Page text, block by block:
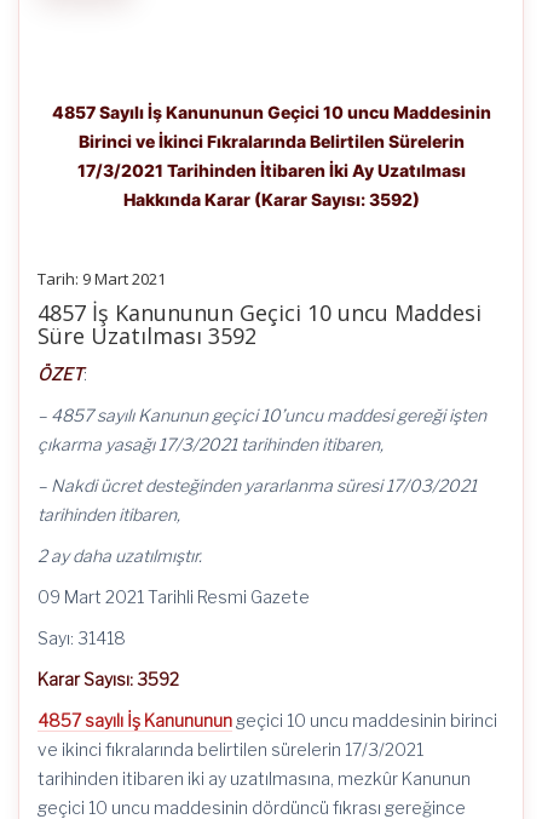
4857 Sayılı İş Kanununun Geçici 10 uncu Maddesinin
Birinci ve İkinci Fıkralarında Belirtilen Sürelerin
17/3/2021 Tarihinden İtibaren İki Ay Uzatılması
Hakkında Karar (Karar Sayısı: 3592)
Tarih: 9 Mart 2021
4857 İş Kanununun Geçici 10 uncu Maddesi
Süre Uzatılması 3592
ÖZET:
– 4857 sayılı Kanunun geçici 10’uncu maddesi gereği işten
çıkarma yasağı 17/3/2021 tarihinden itibaren,
– Nakdi ücret desteğinden yararlanma süresi 17/03/2021
tarihinden itibaren,
2 ay daha uzatılmıştır.
09 Mart 2021 Tarihli Resmi Gazete
Sayı: 31418
Karar Sayısı: 3592
4857 sayılı İş Kanununun geçici 10 uncu maddesinin birinci
ve ikinci fıkralarında belirtilen sürelerin 17/3/2021
tarihinden itibaren iki ay uzatılmasına, mezkûr Kanunun
geçici 10 uncu maddesinin dördüncü fıkrası gereğince